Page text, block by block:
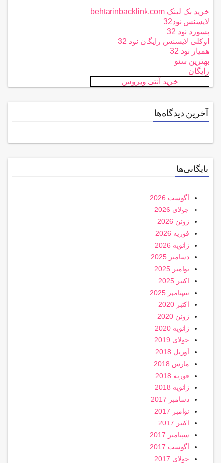
خرید بک لینک behtarinbacklink.com
لایسنس نود32
پسورد نود 32
اوکلی لایسنس رایگان نود 32
همیار نود 32
بهترین سئو
رایگان
خرید آنتی ویروس
آخرین دیدگاه‌ها
بایگانی‌ها
آگوست 2026
جولای 2026
ژوئن 2026
فوریه 2026
ژانویه 2026
دسامبر 2025
نوامبر 2025
اکتبر 2025
سپتامبر 2025
اکتبر 2020
ژوئن 2020
ژانویه 2020
جولای 2019
آوریل 2018
مارس 2018
فوریه 2018
ژانویه 2018
دسامبر 2017
نوامبر 2017
اکتبر 2017
سپتامبر 2017
آگوست 2017
جولای 2017